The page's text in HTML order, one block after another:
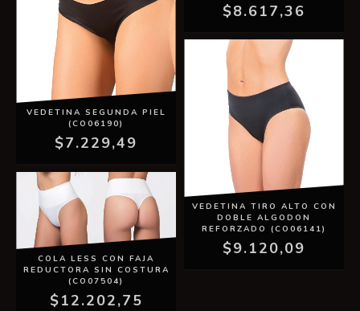
VEDETINA SEGUNDA PIEL
(CO06190)
$7.229,49
$8.617,36
COLA LESS CON FAJA
REDUCTORA SIN COSTURA
(CO07504)
$12.202,75
VEDETINA TIRO ALTO CON
DOBLE ALGODON
REFORZADO (CO06141)
$9.120,09